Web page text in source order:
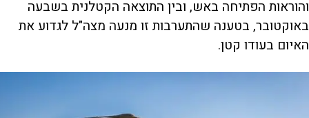
והוראות הפתיחה באש, ובין התוצאה הקטלנית בשבעה
באוקטובר, בטענה שהתערבות זו מנעה מצה"ל לגדוע את
האיום בעודו קטן.